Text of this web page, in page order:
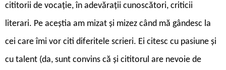
cititorii de vocație, în adevărații cunoscători, criticii
literari. Pe aceștia am mizat și mizez când mă gândesc la
cei care îmi vor citi diferitele scrieri. Ei citesc cu pasiune și
cu talent (da, sunt convins că și cititorul are nevoie de